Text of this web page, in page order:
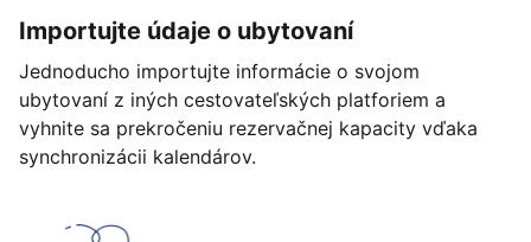
Importujte údaje o ubytovaní
Jednoducho importujte informácie o svojom
ubytovaní z iných cestovateľských platforiem a
vyhnite sa prekročeniu rezervačnej kapacity vďaka
synchronizácii kalendárov.